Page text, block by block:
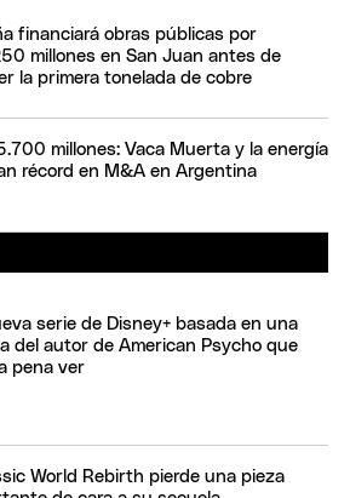
financiará obras públicas por
millones en San Juan antes de
la primera tonelada de cobre
millones: Vaca Muerta y la energía
récord en M&A en Argentina
serie de Disney+ basada en una
del autor de American Psycho que
pena ver
World Rebirth pierde una pieza